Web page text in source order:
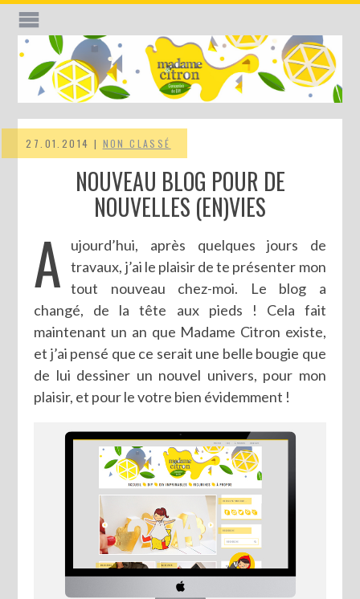
27.01.2014 | NON CLASSÉ
NOUVEAU BLOG POUR DE
NOUVELLES (EN)VIES
A
ujourd’hui, après quelques jours de
travaux, j’ai le plaisir de te présenter mon
tout nouveau chez-moi. Le blog a
changé, de la tête aux pieds ! Cela fait
maintenant un an que Madame Citron existe,
et j’ai pensé que ce serait une belle bougie que
de lui dessiner un nouvel univers, pour mon
plaisir, et pour le votre bien évidemment !